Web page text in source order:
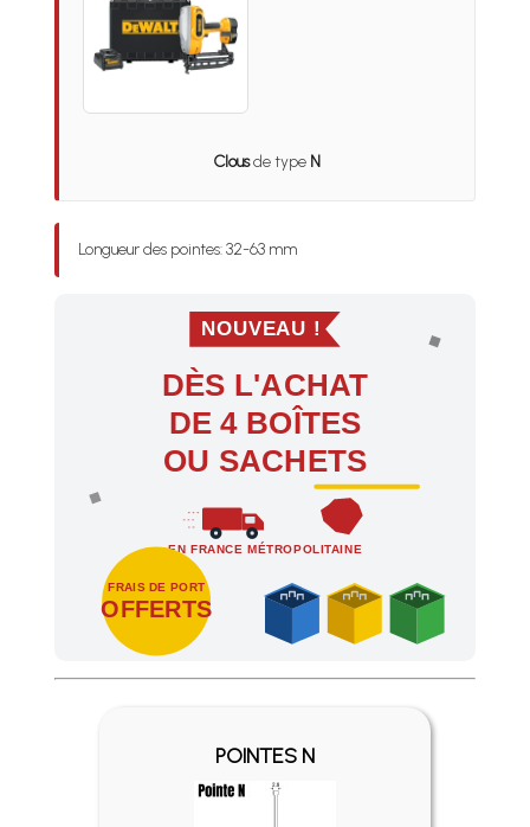
Clousde type N
Longueur des pointes: 32-63 mm
NOUVEAU !
DÈS L'ACHAT
DE 4 BOÎTES
OU SACHETS
EN FRANCE MÉTROPOLITAINE
FRAIS DE PORT
OFFERTS
Profitez des Frais de port offerts en France
POINTES N